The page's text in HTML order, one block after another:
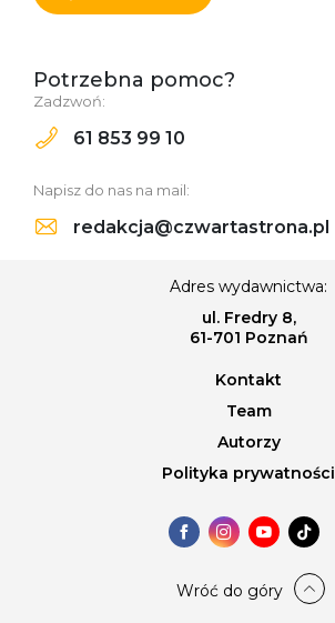
Potrzebna pomoc?
Zadzwoń:
61 853 99 10
Napisz do nas na mail:
redakcja@czwartastrona.pl
Adres wydawnictwa:
ul. Fredry 8,
61-701 Poznań
Kontakt
Team
Autorzy
Polityka prywatności
Wróć do góry